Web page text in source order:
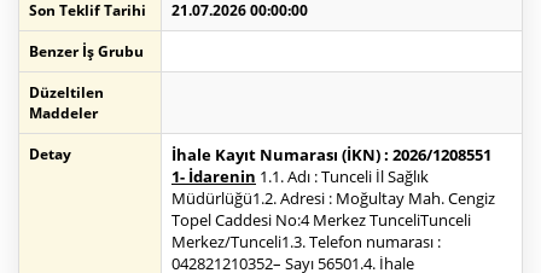
Son Teklif Tarihi
21.07.2026 00:00:00
Benzer İş Grubu
Düzeltilen
Maddeler
Detay
İhale Kayıt Numarası (İKN) : 2026/1208551
1- İdarenin 1.1. Adı : Tunceli İl Sağlık
Müdürlüğü1.2. Adresi : Moğultay Mah. Cengiz
Topel Caddesi No:4 Merkez TunceliTunceli
Merkez/Tunceli1.3. Telefon numarası :
042821210352– Sayı 56501.4. İhale